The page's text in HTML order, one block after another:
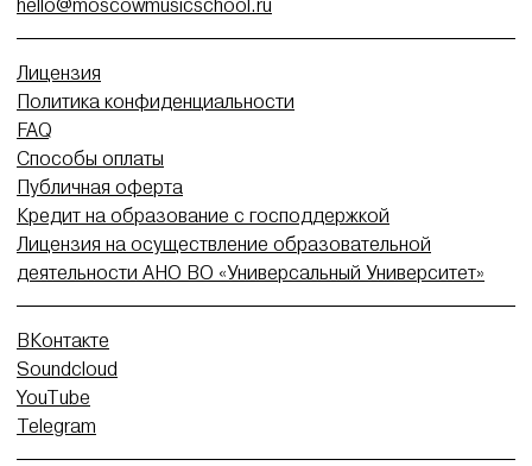
Лицензия
Политика конфиденциальности
FAQ
Способы оплаты
Публичная оферта
Кредит на образование с господдержкой
Лицензия на осуществление образовательной
деятельности АНО ВО «Универсальный Университет»
ВКонтакте
Soundcloud
YouTube
Telegram